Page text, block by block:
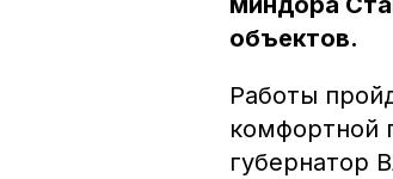
объектов.
Работы
комфортной
губернатор